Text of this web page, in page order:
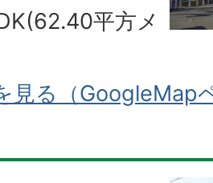
平方メ
見る（GoogleMap